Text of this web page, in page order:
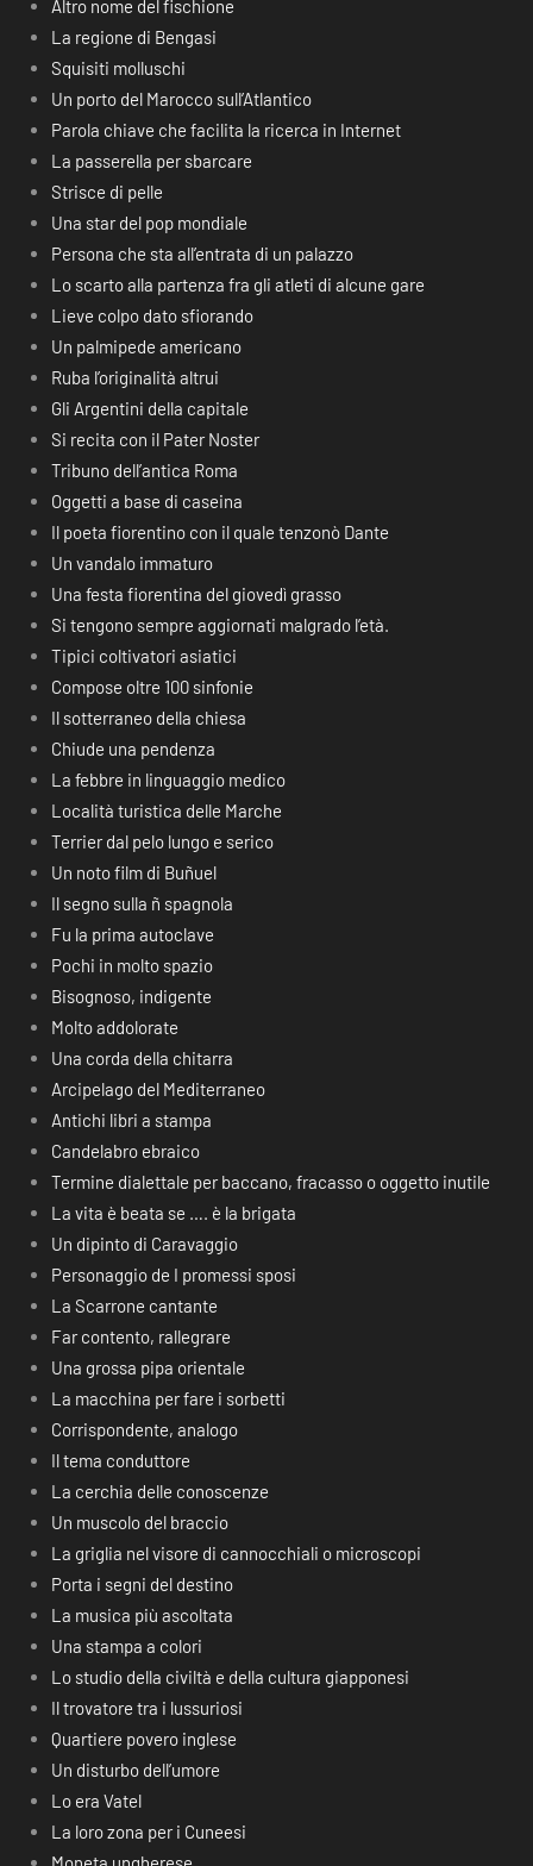
Altro nome del fischione
La regione di Bengasi
Squisiti molluschi
Un porto del Marocco sull’Atlantico
Parola chiave che facilita la ricerca in Internet
La passerella per sbarcare
Strisce di pelle
Una star del pop mondiale
Persona che sta all’entrata di un palazzo
Lo scarto alla partenza fra gli atleti di alcune gare
Lieve colpo dato sfiorando
Un palmipede americano
Ruba l’originalità altrui
Gli Argentini della capitale
Si recita con il Pater Noster
Tribuno dell’antica Roma
Oggetti a base di caseina
Il poeta fiorentino con il quale tenzonò Dante
Un vandalo immaturo
Una festa fiorentina del giovedì grasso
Si tengono sempre aggiornati malgrado l’età.
Tipici coltivatori asiatici
Compose oltre 100 sinfonie
Il sotterraneo della chiesa
Chiude una pendenza
La febbre in linguaggio medico
Località turistica delle Marche
Terrier dal pelo lungo e serico
Un noto film di Buñuel
Il segno sulla ñ spagnola
Fu la prima autoclave
Pochi in molto spazio
Bisognoso, indigente
Molto addolorate
Una corda della chitarra
Arcipelago del Mediterraneo
Antichi libri a stampa
Candelabro ebraico
Termine dialettale per baccano, fracasso o oggetto inutile
La vita è beata se …. è la brigata
Un dipinto di Caravaggio
Personaggio de I promessi sposi
La Scarrone cantante
Far contento, rallegrare
Una grossa pipa orientale
La macchina per fare i sorbetti
Corrispondente, analogo
Il tema conduttore
La cerchia delle conoscenze
Un muscolo del braccio
La griglia nel visore di cannocchiali o microscopi
Porta i segni del destino
La musica più ascoltata
Una stampa a colori
Lo studio della civiltà e della cultura giapponesi
Il trovatore tra i lussuriosi
Quartiere povero inglese
Un disturbo dell’umore
Lo era Vatel
La loro zona per i Cuneesi